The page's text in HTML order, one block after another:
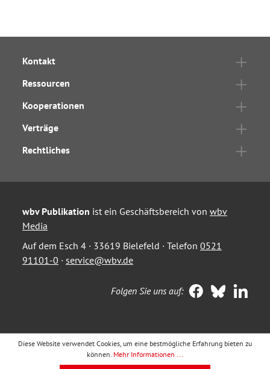
Kontakt
Ressourcen
Kooperationen
Verträge
Rechtliches
wbv Publikation ist ein Geschäftsbereich von wbv
Media
Auf dem Esch 4 · 33619 Bielefeld · Telefon 0521
91101-0 · service@wbv.de
Folgen Sie uns auf:
Diese Website verwendet Cookies, um eine bestmögliche Erfahrung bieten zu
können. Mehr Informationen ...